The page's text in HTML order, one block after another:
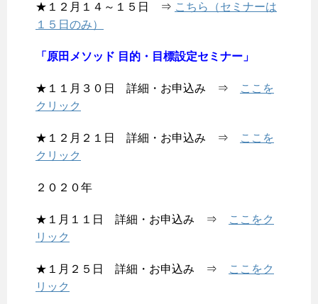
★１２月１４～１５日 ⇒ こちら（セミナーは
１５日のみ）
「原田メソッド 目的・目標設定セミナー」
★１１月３０日 詳細・お申込み ⇒
ここを
クリック
★１２月２１日 詳細・お申込み ⇒
ここを
クリック
２０２０年
★１月１１日 詳細・お申込み ⇒
ここをク
リック
★１月２５日 詳細・お申込み ⇒
ここをク
リック